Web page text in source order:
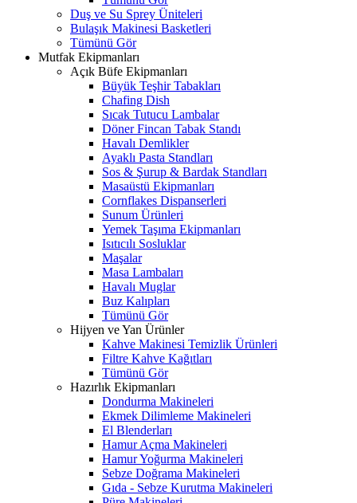
Duş ve Su Sprey Üniteleri
Bulaşık Makinesi Basketleri
Tümünü Gör
Mutfak Ekipmanları
Açık Büfe Ekipmanları
Büyük Teşhir Tabakları
Chafing Dish
Sıcak Tutucu Lambalar
Döner Fincan Tabak Standı
Havalı Demlikler
Ayaklı Pasta Standları
Sos & Şurup & Bardak Standları
Masaüstü Ekipmanları
Cornflakes Dispanserleri
Sunum Ürünleri
Yemek Taşıma Ekipmanları
Isıtıcılı Sosluklar
Maşalar
Masa Lambaları
Havalı Muglar
Buz Kalıpları
Tümünü Gör
Hijyen ve Yan Ürünler
Kahve Makinesi Temizlik Ürünleri
Filtre Kahve Kağıtları
Tümünü Gör
Hazırlık Ekipmanları
Dondurma Makineleri
Ekmek Dilimleme Makineleri
El Blenderları
Hamur Açma Makineleri
Hamur Yoğurma Makineleri
Sebze Doğrama Makineleri
Gıda - Sebze Kurutma Makineleri